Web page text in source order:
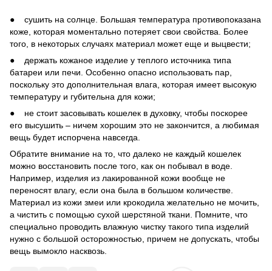
● сушить на солнце. Большая температура противопоказана
коже, которая моментально потеряет свои свойства. Более
того, в некоторых случаях материал может еще и выцвести;
● держать кожаное изделие у теплого источника типа
батареи или печи. Особенно опасно использовать пар,
поскольку это дополнительная влага, которая имеет высокую
температуру и губительна для кожи;
● не стоит засовывать кошелек в духовку, чтобы поскорее
его высушить – ничем хорошим это не закончится, а любимая
вещь будет испорчена навсегда.
Обратите внимание на то, что далеко не каждый кошелек
можно восстановить после того, как он побывал в воде.
Например, изделия из лакированной кожи вообще не
переносят влагу, если она была в большом количестве.
Материал из кожи змеи или крокодила желательно не мочить,
а чистить с помощью сухой шерстяной ткани. Помните, что
специально проводить влажную чистку такого типа изделий
нужно с большой осторожностью, причем не допускать, чтобы
вещь вымокло насквозь.